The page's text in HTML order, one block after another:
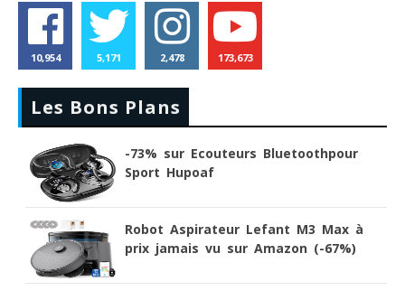
10,954 5,171 2,478 173,673
Les Bons Plans
-73% sur Ecouteurs Bluetoothpour
Sport Hupoaf
Robot Aspirateur Lefant M3 Max à
prix jamais vu sur Amazon (-67%)